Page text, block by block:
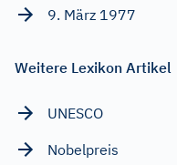
9. März 1977
Weitere Lexikon Artikel
UNESCO
Nobelpreis